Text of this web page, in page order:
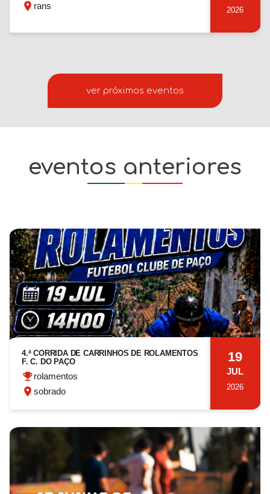
rans
2026
ver próximos eventos
eventos anteriores
4.ª CORRIDA DE CARRINHOS DE ROLAMENTOS
F. C. DO PAÇO
rolamentos
sobrado
19
JUL
2026